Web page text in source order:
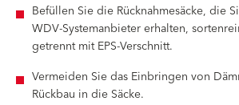
Befüllen Sie die Rücknahmesäcke, die
WDV-Systemanbieter erhalten,
getrennt mit EPS-Verschnitt.
Vermeiden Sie das Einbringen von
Rückbau in die Säcke.